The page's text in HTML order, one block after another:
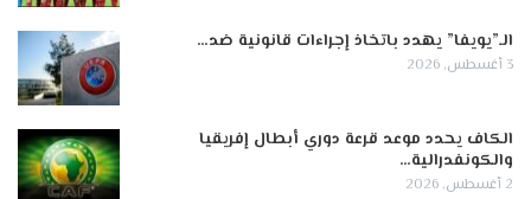
الـ”يويفا” يهدد باتخاذ إجراءات قانونية ضد…
3 أغسطس, 2026
الكاف يحدد موعد قرعة دوري أبطال إفريقيا
والكونفدرالية…
2 أغسطس, 2026